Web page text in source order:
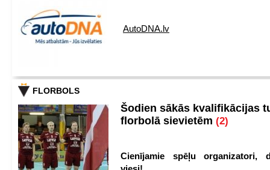
AutoDNA.lv
FLORBOLS
Šodien sākās kvalifikācijas
florbolā sievietēm (2)
Cienījamie spēļu organizatori,